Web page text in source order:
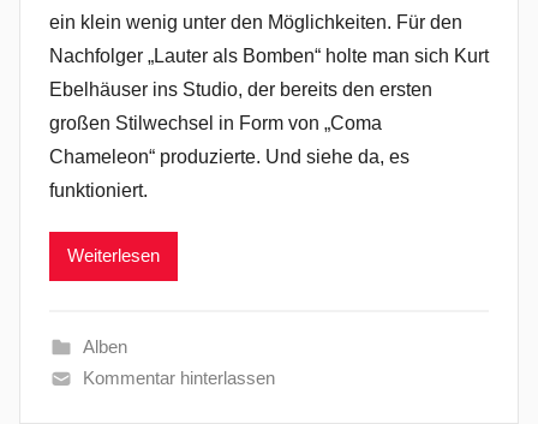
ein klein wenig unter den Möglichkeiten. Für den
Nachfolger „Lauter als Bomben“ holte man sich Kurt
Ebelhäuser ins Studio, der bereits den ersten
großen Stilwechsel in Form von „Coma
Chameleon“ produzierte. Und siehe da, es
funktioniert.
Weiterlesen
Alben
Kommentar hinterlassen